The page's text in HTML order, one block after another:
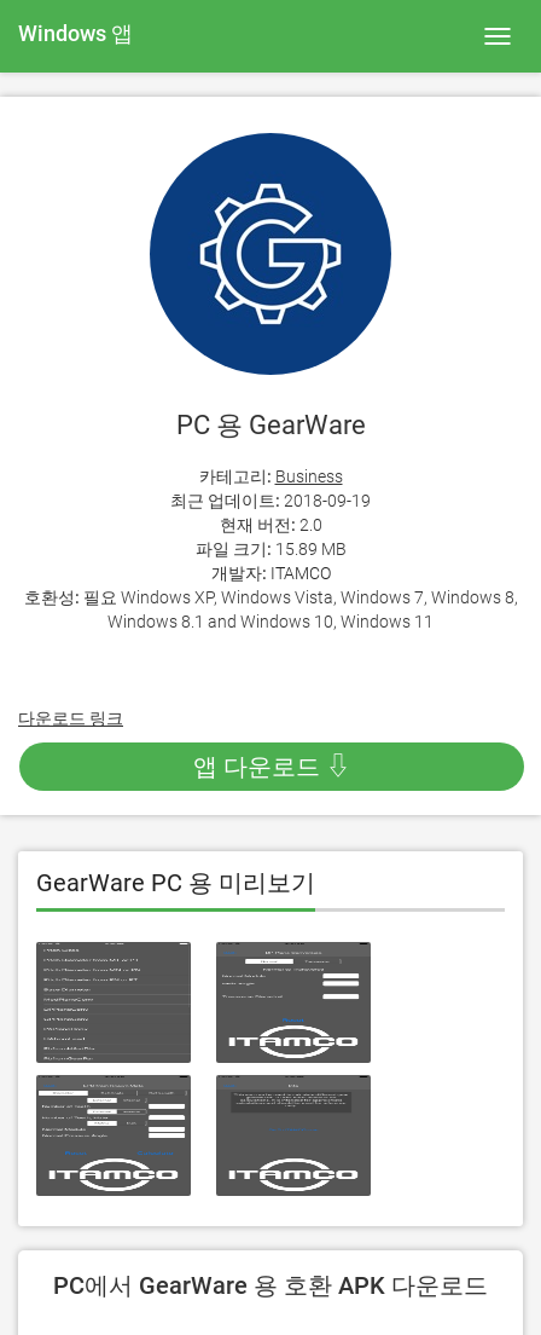
Windows 앱
PC 용 GearWare
카테고리: Business
최근 업데이트: 2018-09-19
현재 버전: 2.0
파일 크기: 15.89 MB
개발자: ITAMCO
호환성: 필요 Windows XP, Windows Vista, Windows 7, Windows 8,
Windows 8.1 and Windows 10, Windows 11
다운로드 링크
앱 다운로드 ⇩
GearWare PC 용 미리보기
PC에서 GearWare 용 호환 APK 다운로드